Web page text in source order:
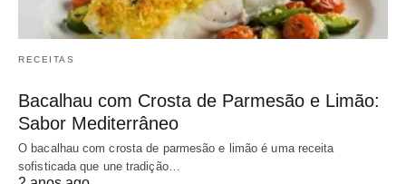
RECEITAS
Bacalhau com Crosta de Parmesão e Limão:
Sabor Mediterrâneo
O bacalhau com crosta de parmesão e limão é uma receita
sofisticada que une tradição…